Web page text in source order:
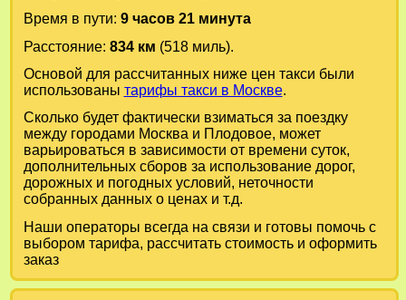
Время в пути: 9 часов 21 минута
Расстояние: 834 км (518 миль).
Основой для рассчитанных ниже цен такси были
использованы тарифы такси в Москве.
Сколько будет фактически взиматься за поездку
между городами Москваи Плодовое, может
варьироваться в зависимости от времени суток,
дополнительных сборов за использование дорог,
дорожных и погодных условий, неточности
собранных данных о ценах и т.д.
Наши операторы всегда на связи и готовы помочь с
выбором тарифа, рассчитать стоимость и оформить
заказ